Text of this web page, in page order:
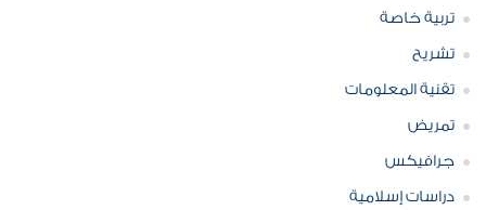
تربية خاصة
تشريح
تقنية المعلومات
تمريض
جرافيكس
دراسات إسلامية